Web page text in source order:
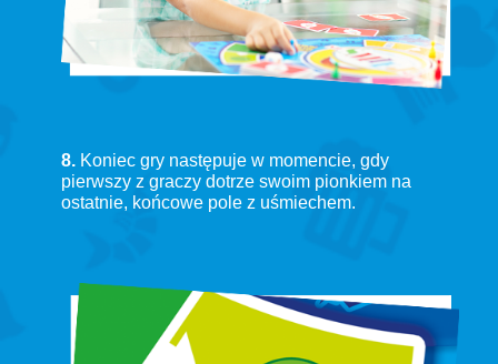
8. Koniec gry następuje w momencie, gdy
pierwszy z graczy dotrze swoim pionkiem na
ostatnie, końcowe pole z uśmiechem.